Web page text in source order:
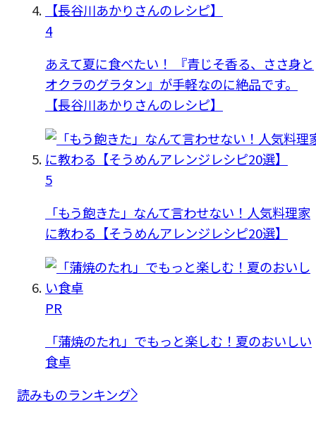
4
あえて夏に食べたい！ 『青じそ香る、ささ身と
オクラのグラタン』が手軽なのに絶品です。
【長谷川あかりさんのレシピ】
5
「もう飽きた」なんて言わせない！人気料理家
に教わる【そうめんアレンジレシピ20選】
PR
「蒲焼のたれ」でもっと楽しむ！夏のおいしい
食卓
読みものランキング